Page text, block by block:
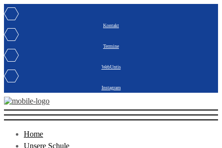
Kontakt
Termine
WebUntis
Instagram
Home
Unsere Schule